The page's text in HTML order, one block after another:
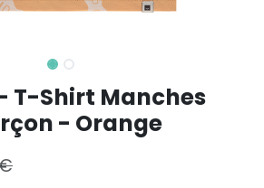
- T-Shirt Manches
- Orange